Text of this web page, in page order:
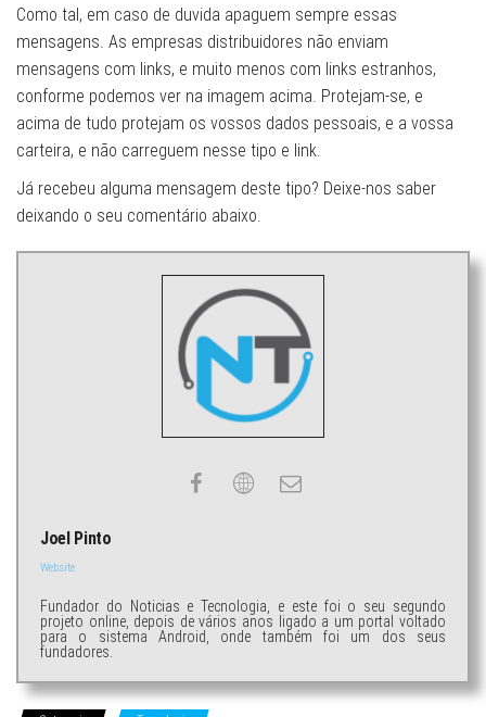
Como tal, em caso de duvida apaguem sempre essas
mensagens. As empresas distribuidores não enviam
mensagens com links, e muito menos com links estranhos,
conforme podemos ver na imagem acima. Protejam-se, e
acima de tudo protejam os vossos dados pessoais, e a vossa
carteira, e não carreguem nesse tipo e link.
Já recebeu alguma mensagem deste tipo? Deixe-nos saber
deixando o seu comentário abaixo.
Joel Pinto
Website
Fundador do Noticias e Tecnologia, e este foi o seu segundo
projeto online, depois de vários anos ligado a um portal voltado
para o sistema Android, onde também foi um dos seus
fundadores.